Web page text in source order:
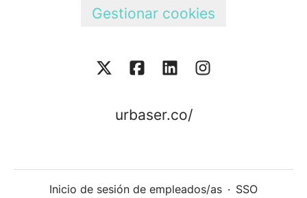
Gestionar cookies
urbaser.co/
Inicio de sesión de empleados/as · SSO